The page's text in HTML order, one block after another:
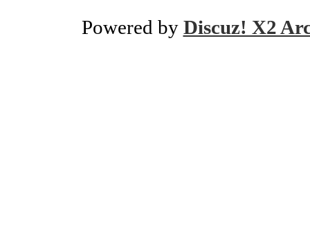
Powered by Discuz! X2